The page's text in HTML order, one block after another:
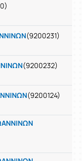
(9200231)
(9200232)
(9200124)